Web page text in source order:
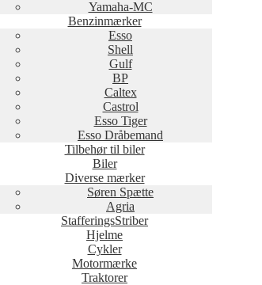
Yamaha-MC
Benzinmærker
Esso
Shell
Gulf
BP
Caltex
Castrol
Esso Tiger
Esso Dråbemand
Tilbehør til biler
Biler
Diverse mærker
Søren Spætte
Agria
StafferingsStriber
Hjelme
Cykler
Motormærke
Traktorer